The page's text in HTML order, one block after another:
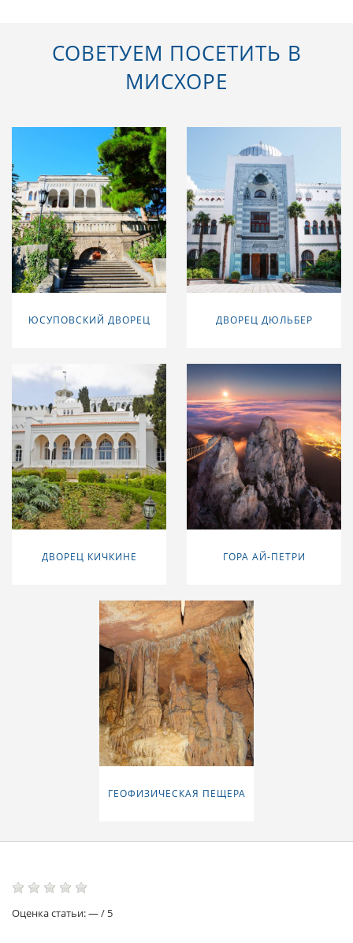
СОВЕТУЕМ ПОСЕТИТЬ В
МИСХОРЕ
ЮСУПОВСКИЙ ДВОРЕЦ ДВОРЕЦ ДЮЛЬБЕР
ДВОРЕЦ КИЧКИНЕ ГОРА АЙ-ПЕТРИ
ГЕОФИЗИЧЕСКАЯ ПЕЩЕРА
Оценка статьи:—/ 5